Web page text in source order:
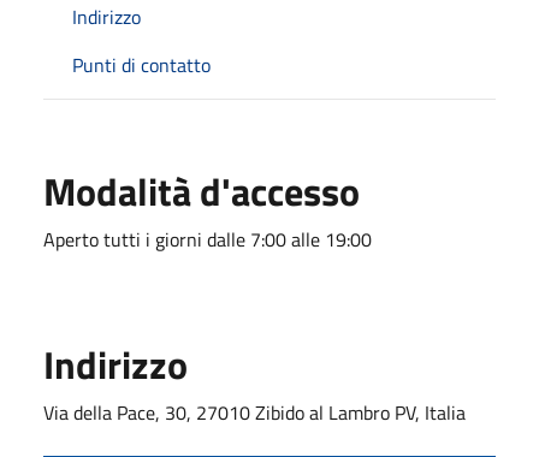
Indirizzo
Punti di contatto
Modalità d'accesso
Aperto tutti i giorni dalle 7:00 alle 19:00
Indirizzo
Via della Pace, 30, 27010 Zibido al Lambro PV, Italia